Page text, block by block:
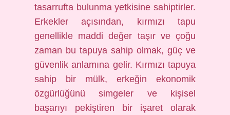
tasarrufta bulunma yetkisine sahiptirler.
Erkekler açısından, kırmızı tapu
genellikle maddi değer taşır ve çoğu
zaman bu tapuya sahip olmak, güç ve
güvenlik anlamına gelir. Kırmızı tapuya
sahip bir mülk, erkeğin ekonomik
özgürlüğünü simgeler ve kişisel
başarıyı pekiştiren bir işaret olarak